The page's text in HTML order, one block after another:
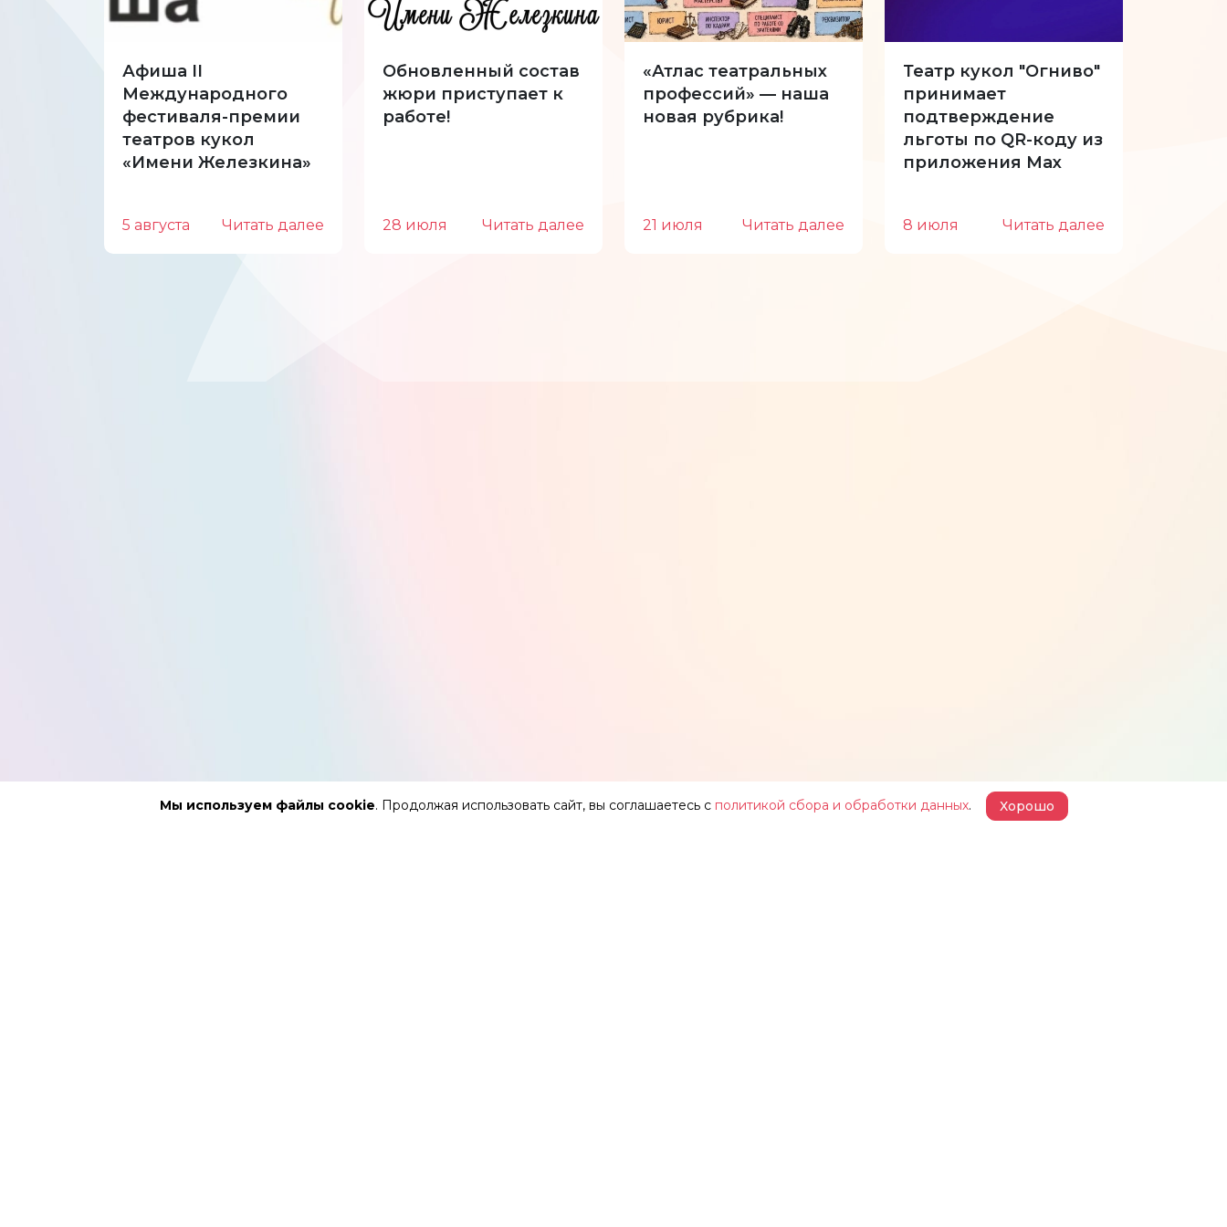
Афиша II
Международного
фестиваля-премии
театров кукол
«Имени Железкина»
5 августа Читать далее
Обновленный состав
жюри приступает к
работе!
28 июля Читать далее
«Атлас театральных
профессий» — наша
новая рубрика!
21 июля Читать далее
Театр кукол "Огниво"
принимает
подтверждение
льготы по QR-коду из
приложения Max
8 июля Читать далее
Мы используем файлы cookie. Продолжая использовать сайт, вы соглашаетесь с политикой сбора и обработки данных. Хорошо